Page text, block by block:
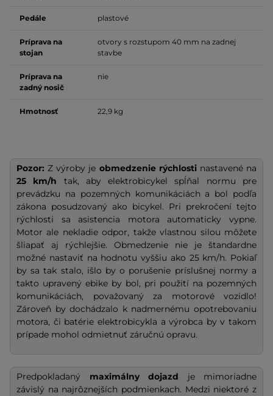
Pedále plastové
Príprava na
stojan
otvory s rozstupom 40 mm na zadnej
stavbe
Príprava na
zadný nosič
nie
Hmotnosť 22,9 kg
Pozor: Z výroby je obmedzenie rýchlostinastavené na
25 km/h tak, aby elektrobicykel spĺňal normu pre
prevádzku na pozemných komunikáciách a bol podľa
zákona posudzovaný ako bicykel. Pri prekročení tejto
rýchlosti sa asistencia motora automaticky vypne.
Motor ale nekladie odpor, takže vlastnou silou môžete
šliapať aj rýchlejšie. Obmedzenie nie je štandardne
možné nastaviť na hodnotu vyššiu ako 25 km/h. Pokiaľ
by sa tak stalo, išlo by o porušenie príslušnej normy a
takto upravený ebike by bol, pri použití na pozemných
komunikáciách, považovaný za motorové vozidlo!
Zároveň by dochádzalo k nadmernému opotrebovaniu
motora, či batérie elektrobicykla a výrobca by v takom
prípade mohol odmietnuť záručnú opravu.
Predpokladaný maximálny dojazd je mimoriadne
závislý na najrôznejších podmienkach. Medzi niektoré z